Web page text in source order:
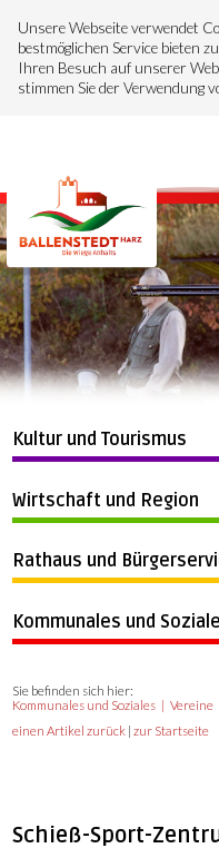
Unsere Webseite verwendet
bestmöglichen Service bieten
Ihren Besuch auf unserer
stimmen Sie der Verwendung
Kultur und Tourismus
Wirtschaft und Region
Rathaus und
Kommunales und
Sie befinden sich hier:
Kommunales und Soziales
Vereine
einen Artikel zurück |zur Startseite
Schieß-Sport-